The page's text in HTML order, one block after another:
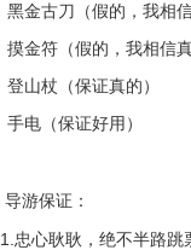
黑金古刀（假的，我相
摸金符（假的，我相信
登山杖（保证真的）
手电（保证好用）
导游保证：
1. 忠心耿耿，绝不半路跳